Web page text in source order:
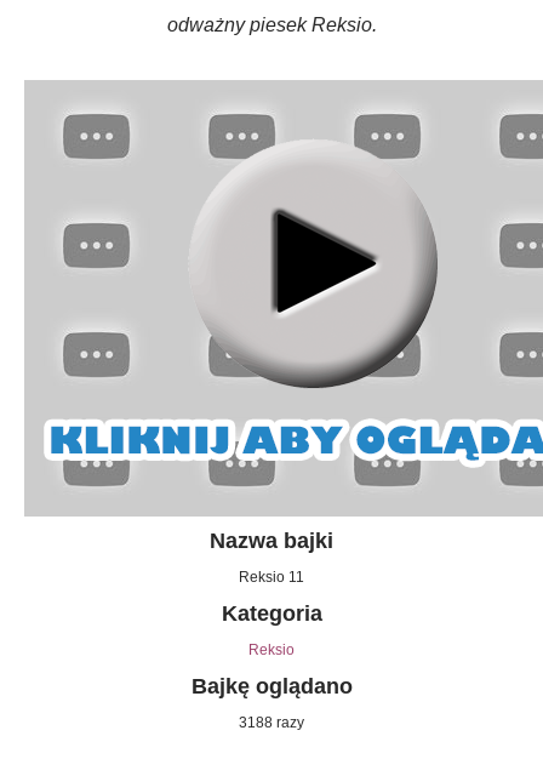
odważny piesek Reksio.
Nazwa bajki
Reksio 11
Kategoria
Reksio
Bajkę oglądano
3188 razy